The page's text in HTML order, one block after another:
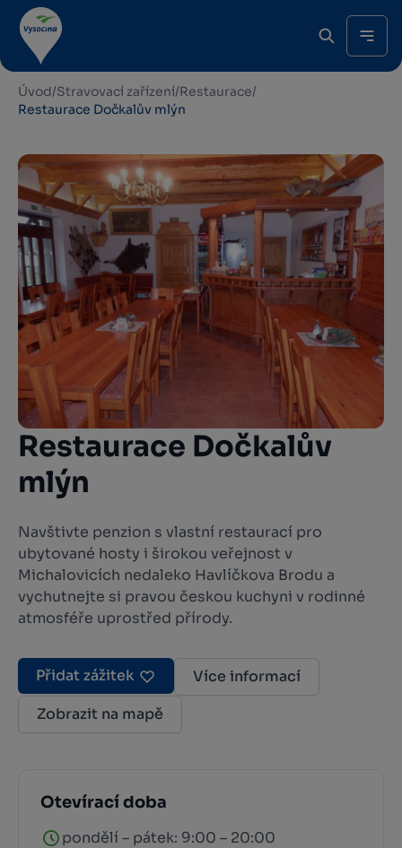
Úvod/Stravovací zařízení/Restaurace/
Restaurace Dočkalův mlýn
Restaurace Dočkalův
mlýn
Navštivte penzion s vlastní restaurací pro
ubytované hosty i širokou veřejnost v
Michalovicích nedaleko Havlíčkova Brodu a
vychutnejte si pravou českou kuchyni v rodinné
atmosféře uprostřed přírody.
Přidat zážitek
Více informací
Zobrazit na mapě
Otevírací doba
pondělí – pátek: 9:00 – 20:00